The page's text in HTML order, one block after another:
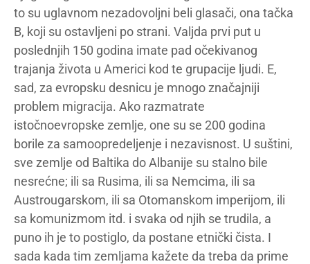
to su uglavnom nezadovoljni beli glasači, ona tačka
B, koji su ostavljeni po strani. Valjda prvi put u
poslednjih 150 godina imate pad očekivanog
trajanja života u Americi kod te grupacije ljudi. E,
sad, za evropsku desnicu je mnogo značajniji
problem migracija. Ako razmatrate
istočnoevropske zemlje, one su se 200 godina
borile za samoopredeljenje i nezavisnost. U suštini,
sve zemlje od Baltika do Albanije su stalno bile
nesrećne; ili sa Rusima, ili sa Nemcima, ili sa
Austrougarskom, ili sa Otomanskom imperijom, ili
sa komunizmom itd. i svaka od njih se trudila, a
puno ih je to postiglo, da postane etnički čista. I
sada kada tim zemljama kažete da treba da prime